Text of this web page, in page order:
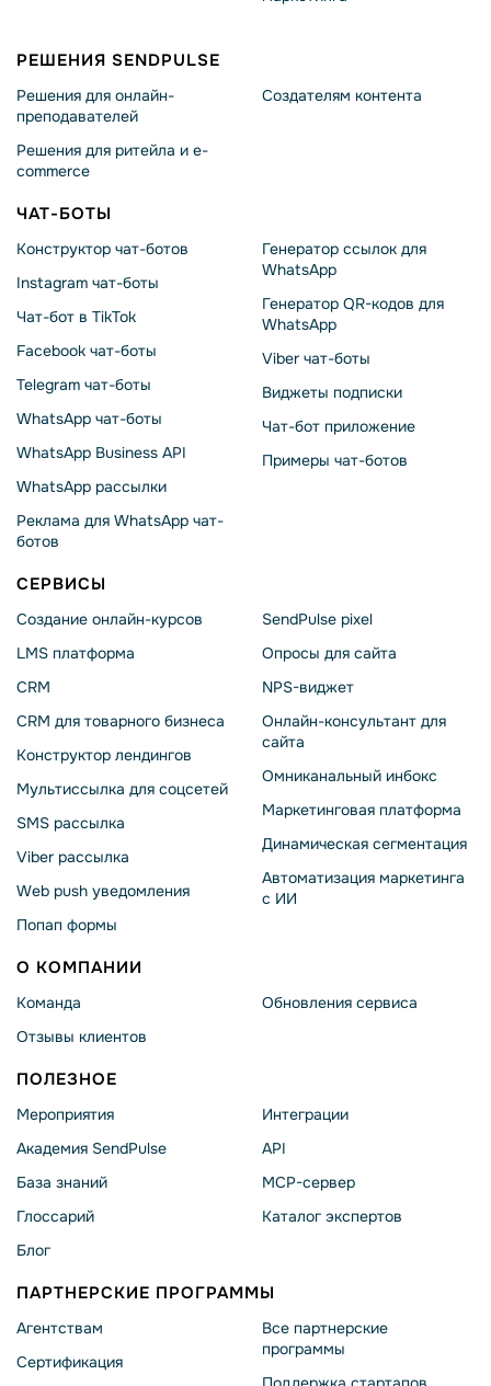
РЕШЕНИЯ SENDPULSE
Решения для онлайн-
преподавателей
Решения для ритейла и e-
commerce
Создателям контента
ЧАТ-БОТЫ
Конструктор чат-ботов
Instagram чат-боты
Чат-бот в TikTok
Facebook чат-боты
Telegram чат-боты
WhatsApp чат-боты
WhatsApp Business API
WhatsApp рассылки
Реклама для WhatsApp чат-
ботов
Генератор ссылок для
WhatsApp
Генератор QR-кодов для
WhatsApp
Viber чат-боты
Виджеты подписки
Чат-бот приложение
Примеры чат-ботов
СЕРВИСЫ
Создание онлайн-курсов
LMS платформа
CRM
CRM для товарного бизнеса
Конструктор лендингов
Мультиссылка для соцсетей
SMS рассылка
Viber рассылка
Web push уведомления
Попап формы
SendPulse pixel
Опросы для сайта
NPS-виджет
Онлайн-консультант для
сайта
Омниканальный инбокс
Маркетинговая платформа
Динамическая сегментация
Автоматизация маркетинга
с ИИ
О КОМПАНИИ
Команда
Отзывы клиентов
Обновления сервиса
ПОЛЕЗНОЕ
Мероприятия
Академия SendPulse
База знаний
Глоссарий
Блог
Интеграции
API
MCP-сервер
Каталог экспертов
ПАРТНЕРСКИЕ ПРОГРАММЫ
Агентствам
Сертификация
Все партнерские
программы